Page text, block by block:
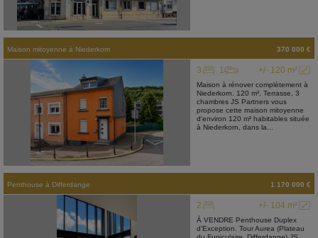
Maison mitoyenne à Niederkorn 370 000 €
+/- 120 m²
3 1
Maison à rénover complètement à
Niederkorn. 120 m², Terrasse, 3
chambres JS Partners vous
propose cette maison mitoyenne
d'environ 120 m² habitables située
à Niederkorn, dans la...
Penthouse à Differdange 1 170 000 €
+/- 104 m²
2
À VENDRE Penthouse Duplex
d'Exception. Tour Aurea (Plateau